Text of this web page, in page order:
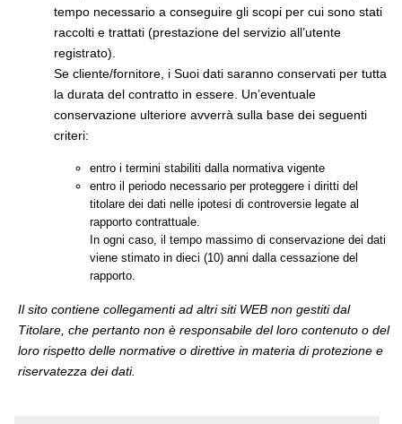
tempo necessario a conseguire gli scopi per cui sono stati
raccolti e trattati (prestazione del servizio all’utente
registrato).
Se cliente/fornitore, i Suoi dati saranno conservati per tutta
la durata del contratto in essere. Un’eventuale
conservazione ulteriore avverrà sulla base dei seguenti
criteri:
entro i termini stabiliti dalla normativa vigente
entro il periodo necessario per proteggere i diritti del
titolare dei dati nelle ipotesi di controversie legate al
rapporto contrattuale.
In ogni caso, il tempo massimo di conservazione dei dati
viene stimato in dieci (10) anni dalla cessazione del
rapporto.
Il sito contiene collegamenti ad altri siti WEB non gestiti dal
Titolare, che pertanto non è responsabile del loro contenuto o del
loro rispetto delle normative o direttive in materia di protezione e
riservatezza dei dati.